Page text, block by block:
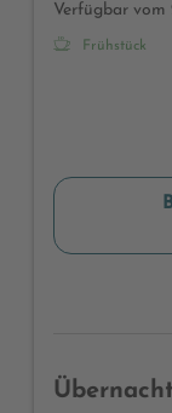
Verfügbar vom
Frühstück